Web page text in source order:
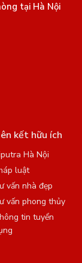
tại Hà Nội
kết hữu ích
Hà Nội
luật
vấn nhà đẹp
vấn phong thủy
tin tuyển